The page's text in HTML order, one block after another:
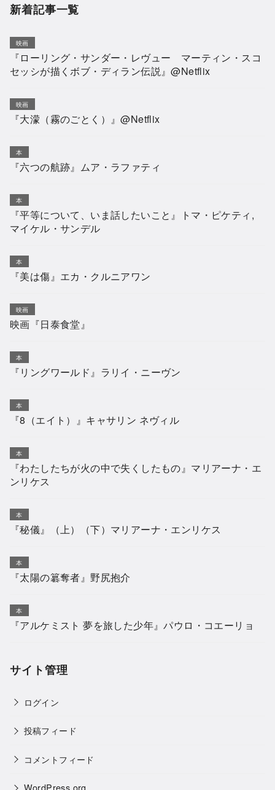
新着記事一覧
映画
『ローリング・サンダー・レヴュー マーティン・スコ
セッシが描くボブ・ディラン伝説』@Netflix
映画
『大濛（霧のごとく）』@Netflix
本
『六つの航跡』ムア・ラファティ
本
『平等について、いま話したいこと』トマ・ピケティ,
マイケル・サンデル
本
『美は傷』エカ・クルニアワン
映画
映画『日泰食堂』
本
『リングワールド』ラリイ・ニーヴン
本
『8（エイト）』キャサリン ネヴィル
本
『わたしたちが火の中で失くしたもの』マリアーナ・エ
ンリケス
本
『秘儀』（上）（下）マリアーナ・エンリケス
本
『太陽の簒奪者』野尻抱介
本
『アルケミスト 夢を旅した少年』パウロ・コエーリョ
サイト管理
ログイン
投稿フィード
コメントフィード